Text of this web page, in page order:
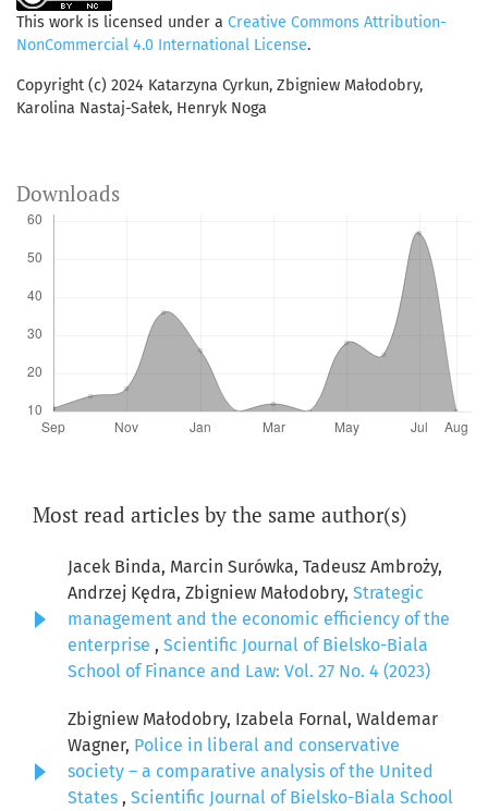
This work is licensed under a Creative Commons Attribution-
NonCommercial 4.0 International License.
Copyright (c) 2024 Katarzyna Cyrkun, Zbigniew Małodobry,
Karolina Nastaj-Sałek, Henryk Noga
Downloads
Most read articles by the same author(s)
Jacek Binda, Marcin Surówka, Tadeusz Ambroży,
Andrzej Kędra, Zbigniew Małodobry, Strategic
management and the economic efficiency of the
enterprise , Scientific Journal of Bielsko-Biala
School of Finance and Law: Vol. 27 No. 4 (2023)
Zbigniew Małodobry, Izabela Fornal, Waldemar
Wagner, Police in liberal and conservative
society – a comparative analysis of the United
States , Scientific Journal of Bielsko-Biala School